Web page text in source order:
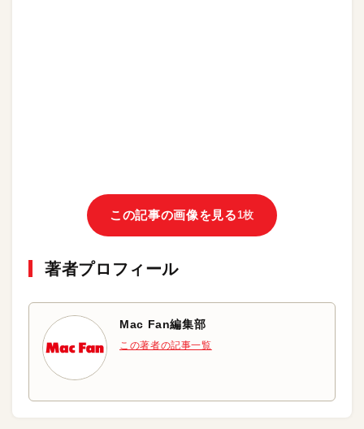
この記事の画像を見る 1枚
著者プロフィール
Mac Fan編集部
この著者の記事一覧